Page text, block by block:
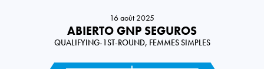
16 août 2025
ABIERTO GNP SEGUROS
QUALIFYING-1ST-ROUND, FEMMES SIMPLES